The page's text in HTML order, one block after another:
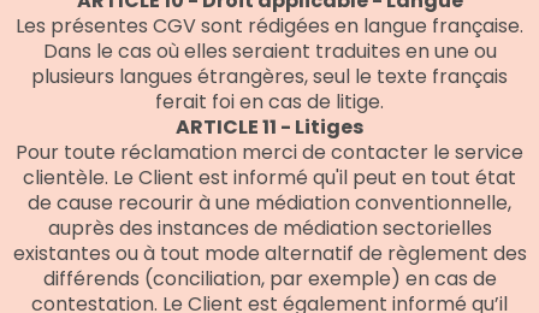
Les présentes CGV sont rédigées en langue française.
Dans le cas où elles seraient traduites en une ou
plusieurs langues étrangères, seul le texte français
ferait foi en cas de litige.
ARTICLE 11 - Litiges
Pour toute réclamation merci de contacter le service
clientèle. Le Client est informé qu'il peut en tout état
de cause recourir à une médiation conventionnelle,
auprès des instances de médiation sectorielles
existantes ou à tout mode alternatif de règlement des
différends (conciliation, par exemple) en cas de
contestation. Le Client est également informé qu’il